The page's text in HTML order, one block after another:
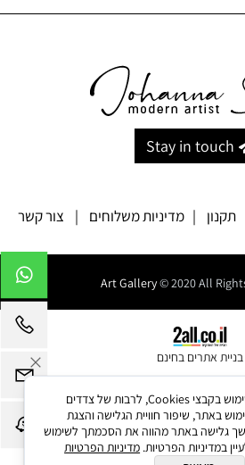
Stay in touch
תקנון | מדיניות משלוחים | צור קשר
Art Gallery© 2020 All
בניית אתרים בחינם
לידיעתך, באתרנו נעשה שימוש בקבצי Cookies, לרבות של צדדים
באתר, שיפור חוויית הגלישה והצגת
גלישה באתר מהווה את הסכמתך לשימוש
במדיניות הפרטיות. מדיניות הפרטיות